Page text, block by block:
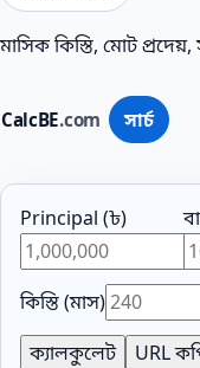
CalcBE.com সার্চ
মাসিক কিস্তি, মোট
Principal (৳)
কিস্তি (মাস)
ক্যালকুলেট
URL